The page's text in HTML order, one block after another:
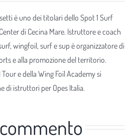
è uno dei titolari dello Spot 1 Surf
di Cecina Mare. Istruttore e coach
wingfoil, surf e sup è organizzatore di
e alla promozione del territorio.
e della Wing Foil Academy si
di istruttori per Opes Italia.